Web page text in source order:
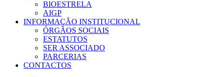
BIOESTRELA
AIGP
INFORMAÇÃO INSTITUCIONAL
ÓRGÃOS SOCIAIS
ESTATUTOS
SER ASSOCIADO
PARCERIAS
CONTACTOS